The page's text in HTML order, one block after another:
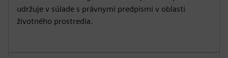
udržuje v súlade s právnymi predpismi v oblasti
životného prostredia.